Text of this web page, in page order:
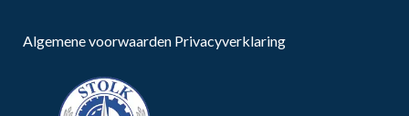
Algemene voorwaarden Privacyverklaring